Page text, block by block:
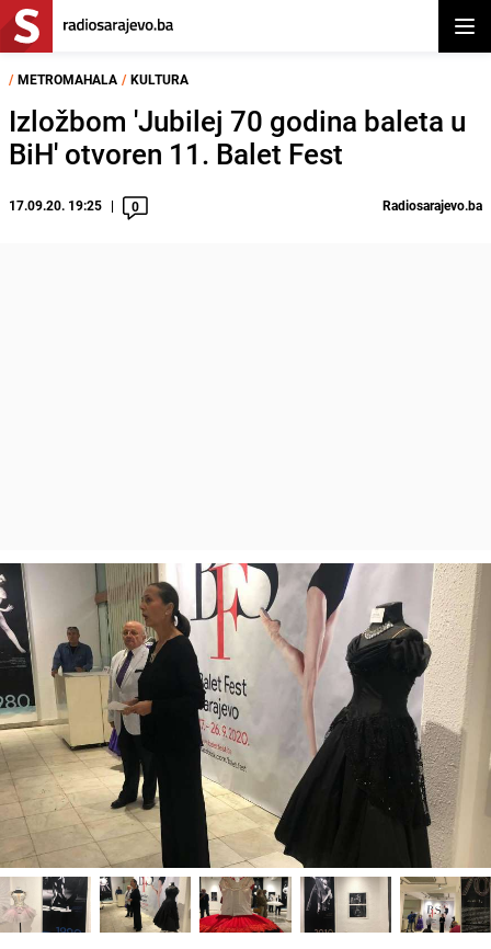
/ METROMAHALA / KULTURA
Izložbom 'Jubilej 70 godina baleta u
BiH' otvoren 11. Balet Fest
17.09.20. 19:25 0 Radiosarajevo.ba